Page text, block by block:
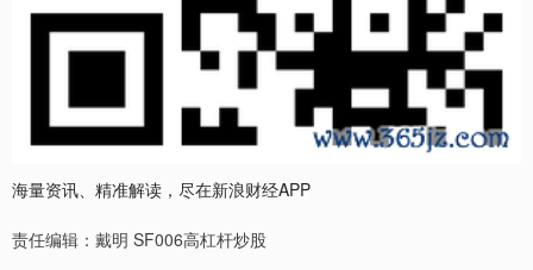
海量资讯、精准解读，尽在新浪财经APP
责任编辑：戴明 SF006高杠杆炒股